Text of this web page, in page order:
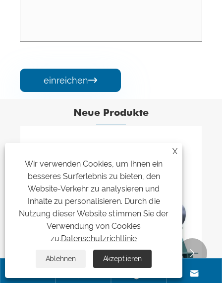
einreichen
Neue Produkte
Mehr sehen >>


X
Wir verwenden Cookies, um Ihnen ein
besseres Surferlebnis zu bieten, den
Website-Verkehr zu analysieren und
Inhalte zu personalisieren. Durch die
Nutzung dieser Website stimmen Sie der
Verwendung von Cookies
zu.Datenschutzrichtlinie
Ablehnen Akzeptieren